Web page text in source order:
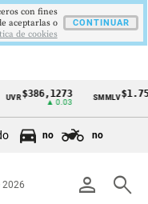
$386,1273
▲ 0.03
SMMLV
no no
person search
2026
con fines
aceptarlas o
de cookies
CONTINUAR